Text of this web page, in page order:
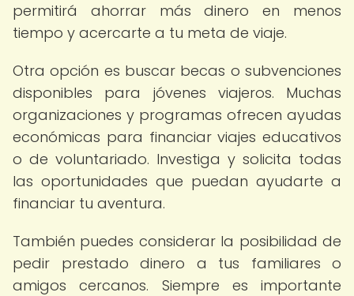
permitirá ahorrar más dinero en menos
tiempo y acercarte a tu meta de viaje.
Otra opción es buscar becas o subvenciones
disponibles para jóvenes viajeros. Muchas
organizaciones y programas ofrecen ayudas
económicas para financiar viajes educativos
o de voluntariado. Investiga y solicita todas
las oportunidades que puedan ayudarte a
financiar tu aventura.
También puedes considerar la posibilidad de
pedir prestado dinero a tus familiares o
amigos cercanos. Siempre es importante